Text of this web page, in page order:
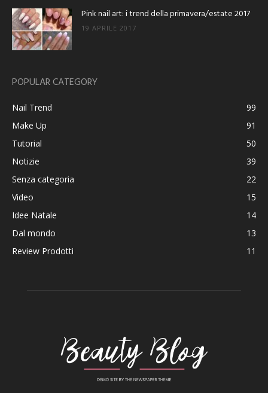
Pink nail art: i trend della primavera/estate 2017
19 APRILE 2017
POPULAR CATEGORY
Nail Trend
99
Make Up
91
Tutorial
50
Notizie
39
Senza categoria
22
Video
15
Idee Natale
14
Dal mondo
13
Review Prodotti
11